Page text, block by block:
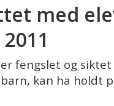
med
fengslet og siktet
kan ha holdt